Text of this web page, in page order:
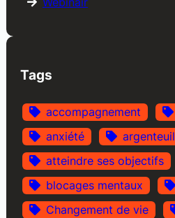
Tags
accompagnement
anxiété
argenteuil
atteindre ses objectifs
blocages mentaux
Changement de vie